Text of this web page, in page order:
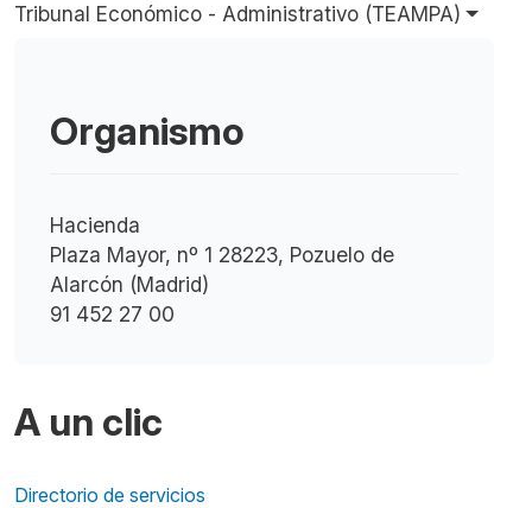
Tribunal Económico - Administrativo (TEAMPA)
Organismo
Hacienda
Plaza Mayor, nº 1 28223, Pozuelo de
Alarcón (Madrid)
91 452 27 00
A un clic
Directorio de servicios